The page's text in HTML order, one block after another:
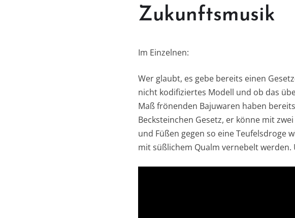
Zukunftsmusik
Im Einzelnen:
Wer glaubt, es gebe bereits einen
nicht kodifiziertes Modell und ob das
Maß frönenden Bajuwaren haben
Becksteinchen Gesetz, er könne mit
und Füßen gegen so eine Teufelsdroge
mit süßlichem Qualm vernebelt